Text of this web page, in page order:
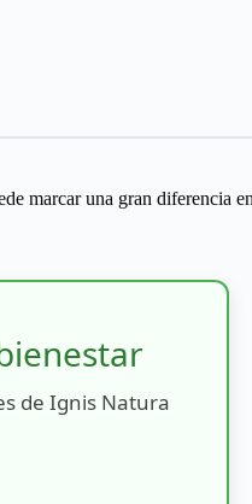
marcar una gran diferencia
de Ignis Natura